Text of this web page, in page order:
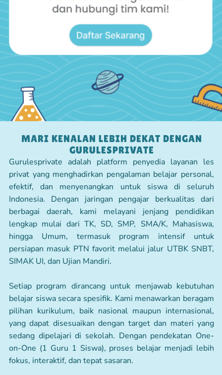
MARI KENALAN LEBIH DEKAT DENGAN
GURULESPRIVATE
Gurulesprivate adalah platform penyedia layanan les
privat yang menghadirkan pengalaman belajar personal,
efektif, dan menyenangkan untuk siswa di seluruh
Indonesia. Dengan jaringan pengajar berkualitas dari
berbagai daerah, kami melayani jenjang pendidikan
lengkap mulai dari TK, SD, SMP, SMA/K, Mahasiswa,
hingga Umum, termasuk program intensif untuk
persiapan masuk PTN favorit melalui jalur UTBK SNBT,
SIMAK UI, dan Ujian Mandiri.
Setiap program dirancang untuk menjawab kebutuhan
belajar siswa secara spesifik. Kami menawarkan beragam
pilihan kurikulum, baik nasional maupun internasional,
yang dapat disesuaikan dengan target dan materi yang
sedang dipelajari di sekolah. Dengan pendekatan One-
on-One (1 Guru 1 Siswa), proses belajar menjadi lebih
fokus, interaktif, dan tepat sasaran.